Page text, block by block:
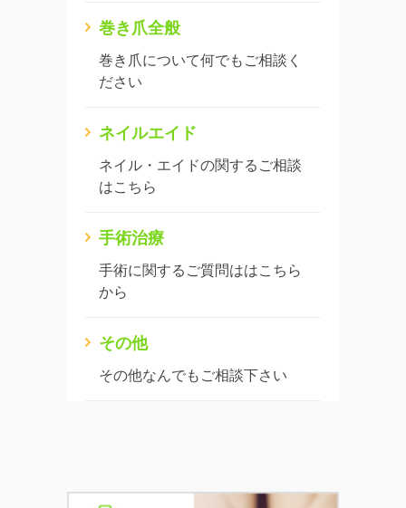
巻き爪全般
巻き爪について何でもご相談く
ださい
ネイルエイド
ネイル・エイドの関するご相談
はこちら
手術治療
手術に関するご質問ははこちら
から
その他
その他なんでもご相談下さい